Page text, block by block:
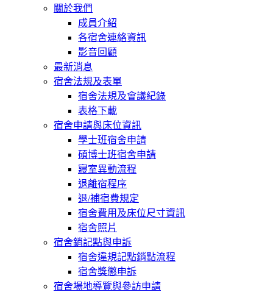
關於我們
成員介紹
各宿舍連絡資訊
影音回顧
最新消息
宿舍法規及表單
宿舍法規及會議紀錄
表格下載
宿舍申請與床位資訊
學士班宿舍申請
碩博士班宿舍申請
寢室異動流程
退離宿程序
退/補宿費規定
宿舍費用及床位尺寸資訊
宿舍照片
宿舍銷記點與申訴
宿舍違規記點銷點流程
宿舍獎懲申訴
宿舍場地導覽與參訪申請